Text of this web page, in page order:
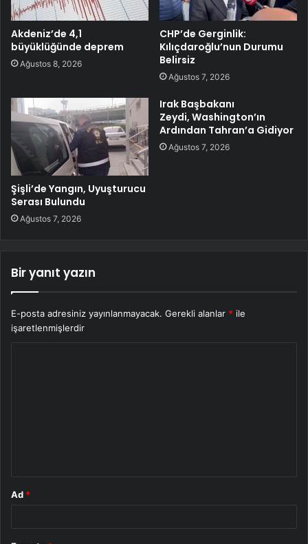
Akdeniz’de 4,1
büyüklüğünde deprem
Ağustos 8, 2026
CHP’de Gerginlik:
Kılıçdaroğlu’nun Durumu
Belirsiz
Ağustos 7, 2026
Şişli’de Yangın, Uyuşturucu
Serası Bulundu
Ağustos 7, 2026
Irak Başbakanı
Zeydi, Washington’ın
Ardından Tahran’a Gidiyor
Ağustos 7, 2026
Bir yanıt yazın
E-posta adresiniz yayınlanmayacak. Gerekli alanlar * ile
işaretlenmişlerdir
Ad *